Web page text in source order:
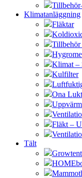
Klimatanläggning
Fläktar
Klimat –
Kulfilter
Ona
Fläkt –
Tält
Growtent